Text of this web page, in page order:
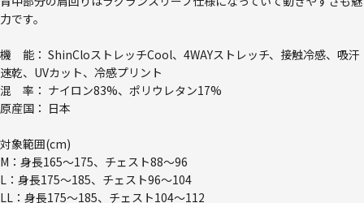
力です。
機 能： ShinCloストレッチCool、4WAYストレッチ、接触冷感、吸汗
速乾、UVカット、冷感プリント
混 率： ナイロン83%、ポリウレタン17%
原産国： 日本
対象範囲(cm)
M：身長165～175、チェスト88～96
L：身長175～185、チェスト96～104
LL：身長175～185、チェスト104～112